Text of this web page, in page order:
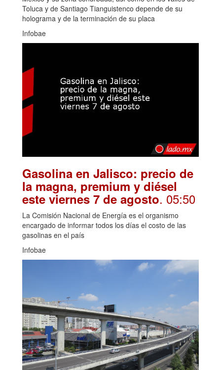
Toluca y de Santiago Tianguistenco depende de su
holograma y de la terminación de su placa
Infobae
Gasolina en Jalisco: precio de
la magna, premium y diésel
este viernes 7 de agosto. 05:50
La Comisión Nacional de Energía es el organismo
encargado de informar todos los días el costo de las
gasolinas en el país
Infobae